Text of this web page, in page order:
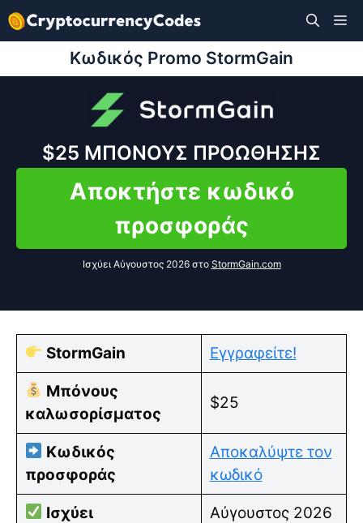
Μετάβαση
σε
περιεχόμενοΚωδικός Promo StormGain
$25 ΜΠΟΝΟΥΣ ΠΡΟΩΘΗΣΗΣ
Αποκτήστε κωδικό
προσφοράς
Ισχύει Αύγουστος 2026 στο StormGain.com
StormGain Εγγραφείτε!
Μπόνους
καλωσορίσματος
$25
Κωδικός
προσφοράς
Αποκαλύψτε τον
κωδικό
Ισχύει Αύγουστος 2026